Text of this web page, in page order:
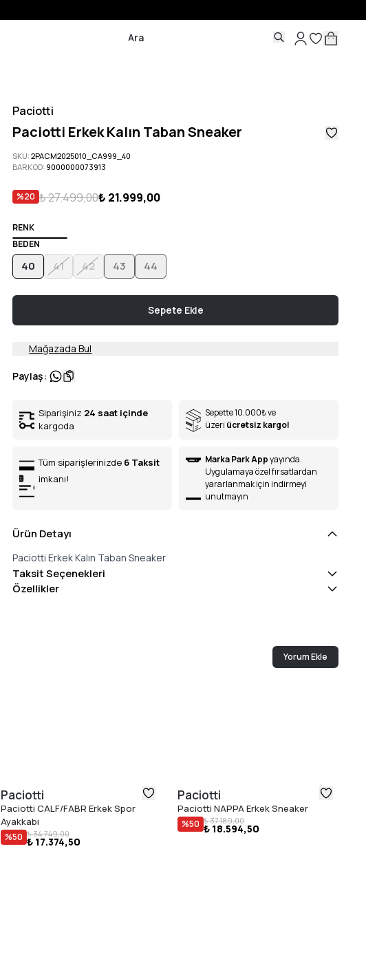
Paciotti
Paciotti Erkek Kalın Taban Sneaker
SKU:2PACM2025010_CA999_40
BARKOD: 9000000073913
%20 ₺ 27.499,00₺ 21.999,00
RENK
BEDEN
40 41 42 43 44
Sepete Ekle
Mağazada Bul
Paylaş:
Siparişiniz 24 saat içinde
kargoda
Sepette 10.000₺ve
üzeri ücretsiz kargo!
Tüm siparişlerinizde 6 Taksit
imkanı!
Marka Park Appyayında.
Uygulamaya özel fırsatlardan
yararlanmak için indirmeyi
unutmayın
Ürün Detayı
Paciotti Erkek Kalın Taban Sneaker
Taksit Seçenekleri
Özellikler
Yorum Ekle
Paciotti
Paciotti CALF/FABR Erkek Spor
Ayakkabı
%50 ₺ 34.749,00
₺ 17.374,50
Paciotti
Paciotti NAPPA Erkek Sneaker
%50 ₺ 37.189,00
₺ 18.594,50